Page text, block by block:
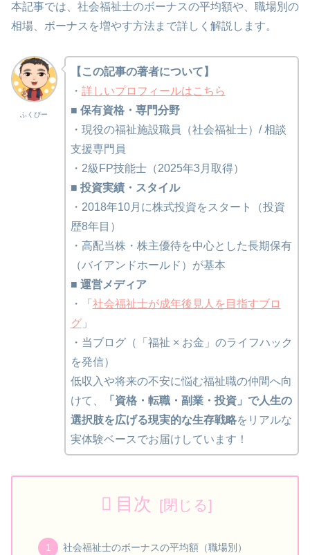
本記事では、社会福祉士のボーナスの平均額や、職場別の
相場、ボーナスを増やす方法まで詳しく解説します。
ふくぴー
【この記事の著者について】
・ 詳しいプロフィールはこちら
■ 保有資格・専門分野
・現役の福祉施設職員（社会福祉士）/ 相談
支援専門員
・2級FP技能士（2025年3月取得）
■ 投資実績・スタイル
・2018年10月に株式投資をスタート（投資
歴8年目）
・高配当株・株主優待を中心とした長期保有
（バイアンドホールド）が基本
■ 運営メディア
・「 社会福祉士が成年後見人を目指すブロ
グ」
・当ブログ（「福祉 × お金」のライフハック
を発信）
低収入や将来の不安に悩む福祉職の仲間へ向
けて、
「資格・転職・副業・投資」で人生の
選択肢を広げる現実的な生存戦略をリアルな
実体験ベースでお届けしています！
目次
社会福祉士のボーナスの平均額（職場別）